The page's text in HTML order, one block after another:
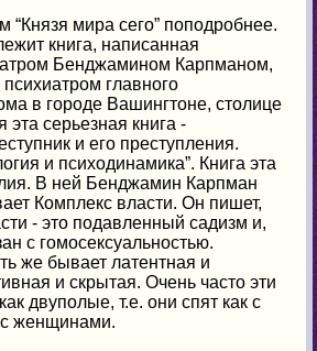
“Князя мира сего” поподробнее.
книга, написанная
Бенджамином Карпманом,
главного
в городе Вашингтоне, столице
серьезная книга -
и его преступления.
и психодинамика”. Книга эта
В ней Бенджамин Карпман
Комплекс власти. Он пишет,
- это подавленный садизм и,
с гомосексуальностью.
же бывает латентная и
и скрытая. Очень часто эти
двуполые, т.е. они спят как с
женщинами.